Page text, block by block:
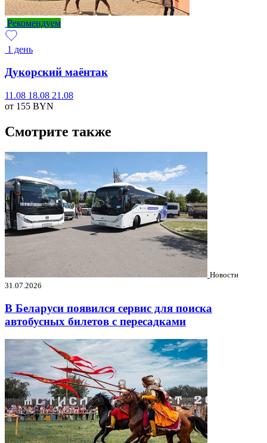
Рекомендуем
1 день
Дукорский маёнтак
11.08 18.08 21.08
от 155 BYN
Смотрите также
Новости
31.07.2026
В Беларуси появился сервис для поиска
автобусных билетов с пересадками